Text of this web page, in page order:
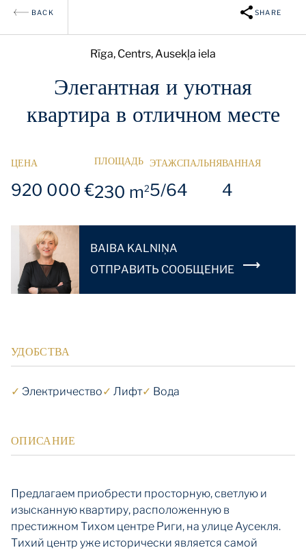
BACK SHARE
Rīga, Centrs, Ausekļa iela
Элегантная и уютная
квартира в отличном месте
ЦЕНА
920 000 €
ПЛОЩАДЬ
230 m2
ЭТАЖ
5/6
СПАЛЬНЯ
4
ВАННАЯ
4
BAIBA KALNIŅA
OТПРАВИТЬ СООБЩЕНИЕ
УДОБСТВА
✓ Электричество✓ Лифт✓ Вода
ОПИСАНИЕ
Предлагаем приобрести просторную, светлую и
изысканную квартиру, расположенную в
престижном Тихом центре Риги, на улице Аусекля.
Тихий центр уже исторически является самой